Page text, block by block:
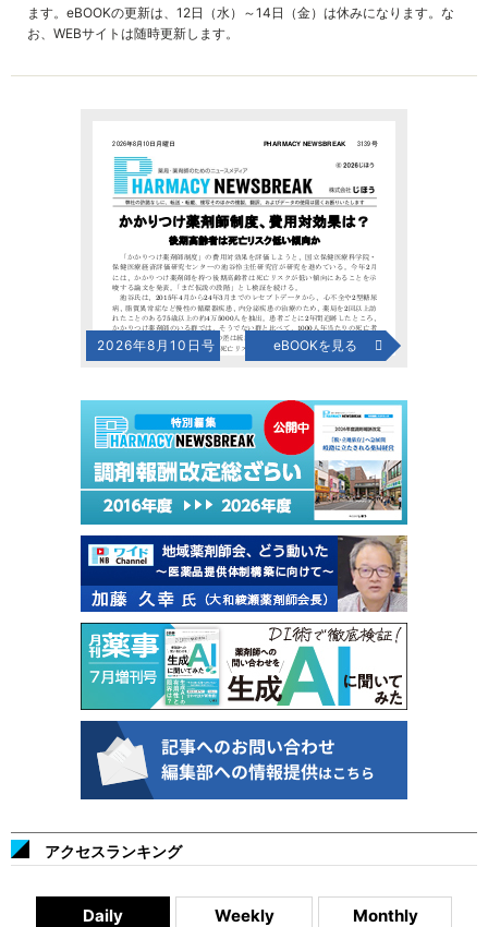
ます。eBOOKの更新は、12日（水）～14日（金）は休みになります。な
お、WEBサイトは随時更新します。
2026年8月10日号 eBOOKを見る
アクセスランキング
Daily Weekly Monthly